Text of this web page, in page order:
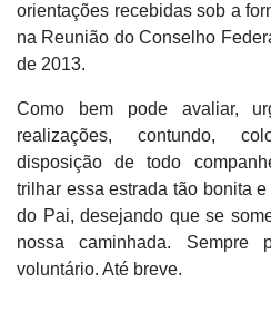
orientações recebidas sob a
na Reunião do Conselho
de 2013.
Como bem pode avaliar,
realizações, contundo,
disposição de todo
trilhar essa estrada tão bonita
do Pai, desejando que se
nossa caminhada. Sempre
voluntário. Até breve.